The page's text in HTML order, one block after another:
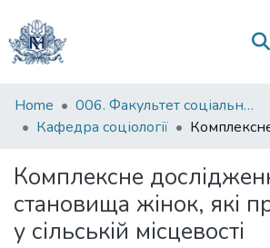
Communities
&
All of DSpace
Statistics
Home
006. Факультет соціальних наук і соціальних технологій
Кафедра соціології
Комплексне
становища жінок, які
у сільській місцевості